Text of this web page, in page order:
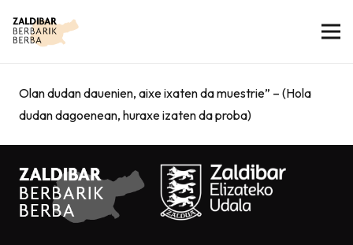
Olan dudan dauenien, aixe ixaten da muestrie” – (Hola
dudan dagoenean, huraxe izaten da proba)